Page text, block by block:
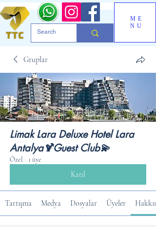
ME
NU
Gruplar
Limak Lara Deluxe Hotel Lara
Antalya🍹Guest Club💫
Özel · 1 üye
Katıl
Tartışma Medya Dosyalar Üyeler